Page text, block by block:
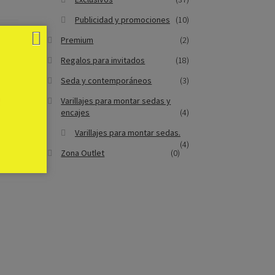
Publicidad y promociones
(10)
Premium
(2)
Regalos para invitados
(18)
Seda y contemporáneos
(3)
Varillajes para montar sedas y
encajes
(4)
Varillajes para montar sedas.
(4)
Zona Outlet (0)